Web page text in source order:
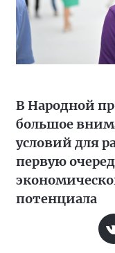
В Народной
большое
условий для
первую
потенциала